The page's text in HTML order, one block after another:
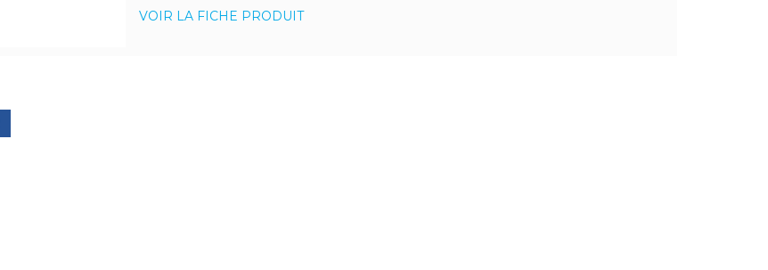
VOIR LA FICHE PRODUIT